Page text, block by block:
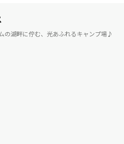
会
の湖畔に佇む、光あふれるキャンプ場♪